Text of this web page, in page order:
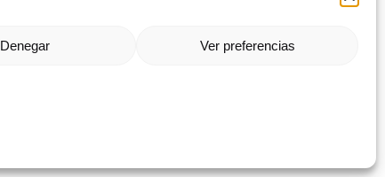
Denegar Ver preferencias